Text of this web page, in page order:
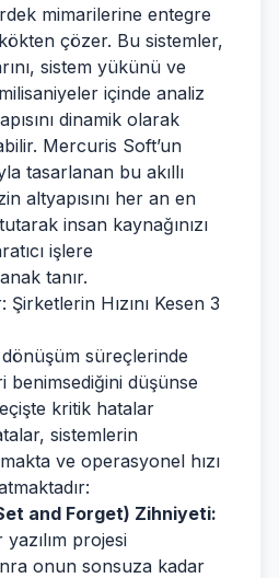
mimarilerine entegre
çözer. Bu sistemler,
sistem yükünü ve
içinde analiz
dinamik olarak
Mercuris Soft’un
tasarlanan bu akıllı
altyapısını her an en
insan kaynağınızı
işlere
tanır.
Şirketlerin Hızını Kesen 3
süreçlerinde
benimsediğini düşünse
kritik hatalar
sistemlerin
ve operasyonel hızı
and Forget) Zihniyeti:
projesi
onun sonsuza kadar